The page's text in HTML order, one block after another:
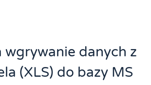
wgrywanie danych z
(XLS) do bazy MS